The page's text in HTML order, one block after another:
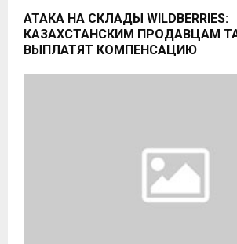
АТАКА НА СКЛАДЫ WILDBERRIES:
КАЗАХСТАНСКИМ ПРОДАВЦАМ
ВЫПЛАТЯТ КОМПЕНСАЦИЮ